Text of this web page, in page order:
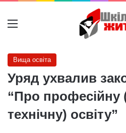
Меню
Вища освіта
Уряд ухвалив
“Про професійну
технічну) освіту”